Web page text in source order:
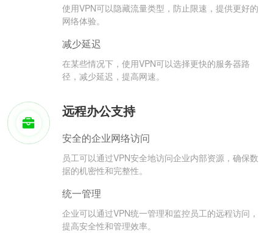
使用VPN可以隐藏流量类型，防止限速，提供更好的
网络体验。
减少延迟
在某些情况下，使用VPN可以选择更快的服务器路
径，减少延迟，提高网速。
远程办公支持
安全的企业网络访问
员工可以通过VPN安全地访问企业内部资源，确保数
据的机密性和完整性。
统一管理
企业可以通过VPN统一管理和监控员工的远程访问，
提高安全性和管理效率。